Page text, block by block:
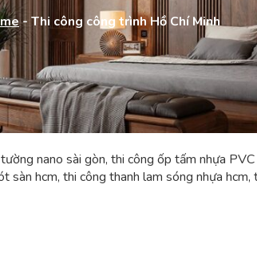
- Thi công công trình Hồ Chí Minh
nano sài gòn, thi công ốp tấm nhựa
hcm, thi công thanh lam sóng nhựa